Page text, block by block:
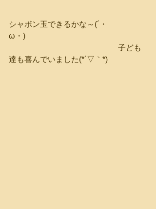
シャボン玉できるかな～(´・
ω・)
子ども
達も喜んでいました(*´▽｀*)